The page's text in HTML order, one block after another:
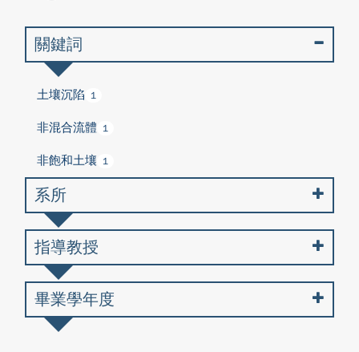
關鍵詞
土壤沉陷 1
非混合流體 1
非飽和土壤 1
系所
指導教授
畢業學年度